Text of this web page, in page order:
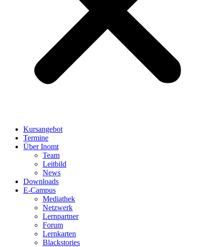
Kursangebot
Termine
Über Inomt
Team
Leitbild
News
Downloads
E-Campus
Mediathek
Netzwerk
Lernpartner
Forum
Lernkarten
Blackstories